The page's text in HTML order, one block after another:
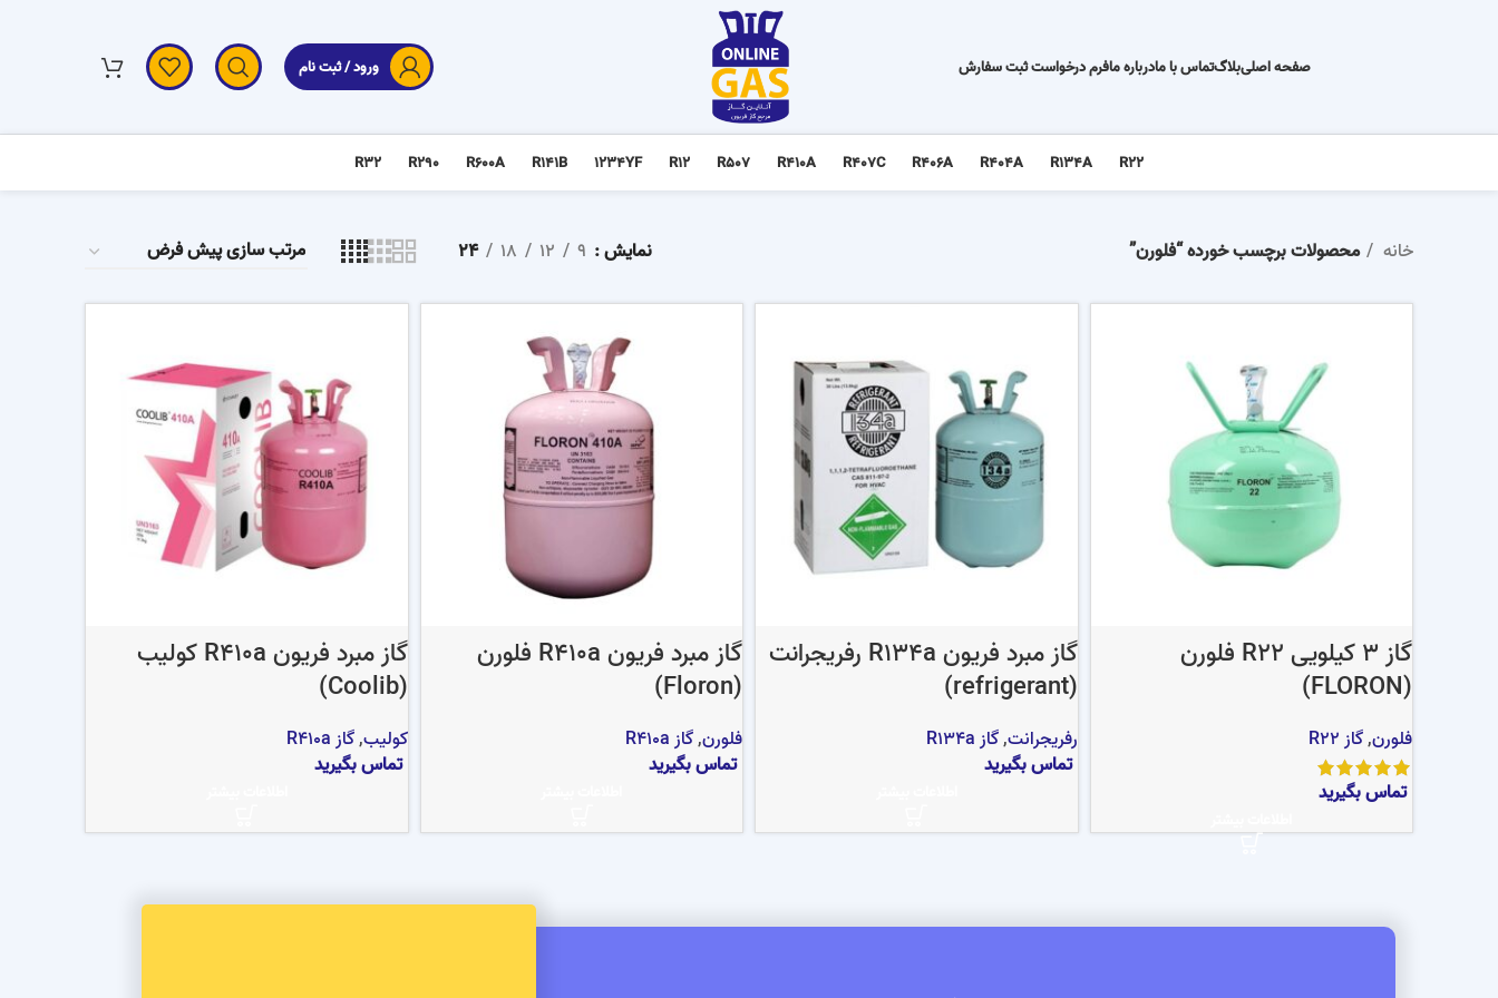
صفحه اصلیبلاگتماس با مادرباره مافرم درخواست ثبت سفارش ورود / ثبت نام
R22
R134A
R404A
R406A
R407C
R410A
R507
R12
1234YF
R141B
R600A
R290
R32
خانه محصولات برچسب خورده “فلورن” نمایش 9
12
18
24
گاز 3 کیلویی R22 فلورن
(FLORON)
فلورن,گاز R22
تماس بگیرید
گاز مبرد فریون R134a رفریجرانت
(refrigerant)
رفریجرانت,گاز R134a
تماس بگیرید
گاز مبرد فریون R410a فلورن
(Floron)
فلورن,گاز R410a
تماس بگیرید
گاز مبرد فریون R410a کولیب
(Coolib)
کولیب,گاز R410a
تماس بگیرید